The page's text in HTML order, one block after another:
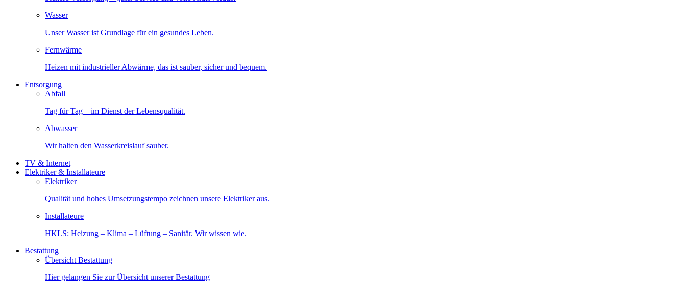
Wasser
Unser Wasser ist Grundlage für ein gesundes Leben.
Fernwärme
Heizen mit industrieller Abwärme, das ist sauber, sicher und bequem.
Entsorgung
Abfall
Tag für Tag – im Dienst der Lebensqualität.
Abwasser
Wir halten den Wasserkreislauf sauber.
TV & Internet
Elektriker & Installateure
Elektriker
Qualität und hohes Umsetzungstempo zeichnen unsere Elektriker aus.
Installateure
HKLS: Heizung – Klima – Lüftung – Sanitär. Wir wissen wie.
Bestattung
Übersicht Bestattung
Hier gelangen Sie zur Übersicht unserer Bestattung